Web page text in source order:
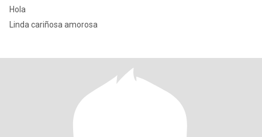
Hola
Linda cariñosa amorosa